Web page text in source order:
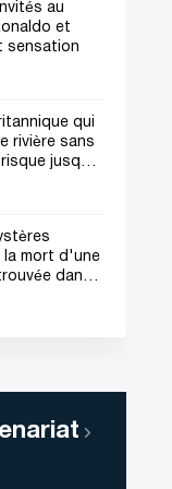
au
et
sensation
qui
rivière sans
jusqu'à
la mort d'une
dans